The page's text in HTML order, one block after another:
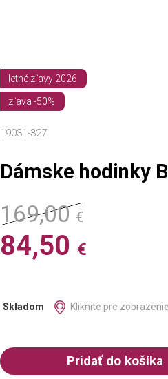
letné zľavy 2026
zľava -50%
19031-327
Dámske hodinky
169,00€
84,50 €
Skladom Kliknite pre
Pridať do košíka